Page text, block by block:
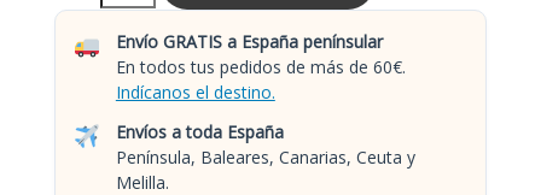
Envío GRATIS a España penínsular
En todos tus pedidos de más de 60€.
Indícanos el destino.
Envíos a toda España
Península, Baleares, Canarias, Ceuta y
Melilla.